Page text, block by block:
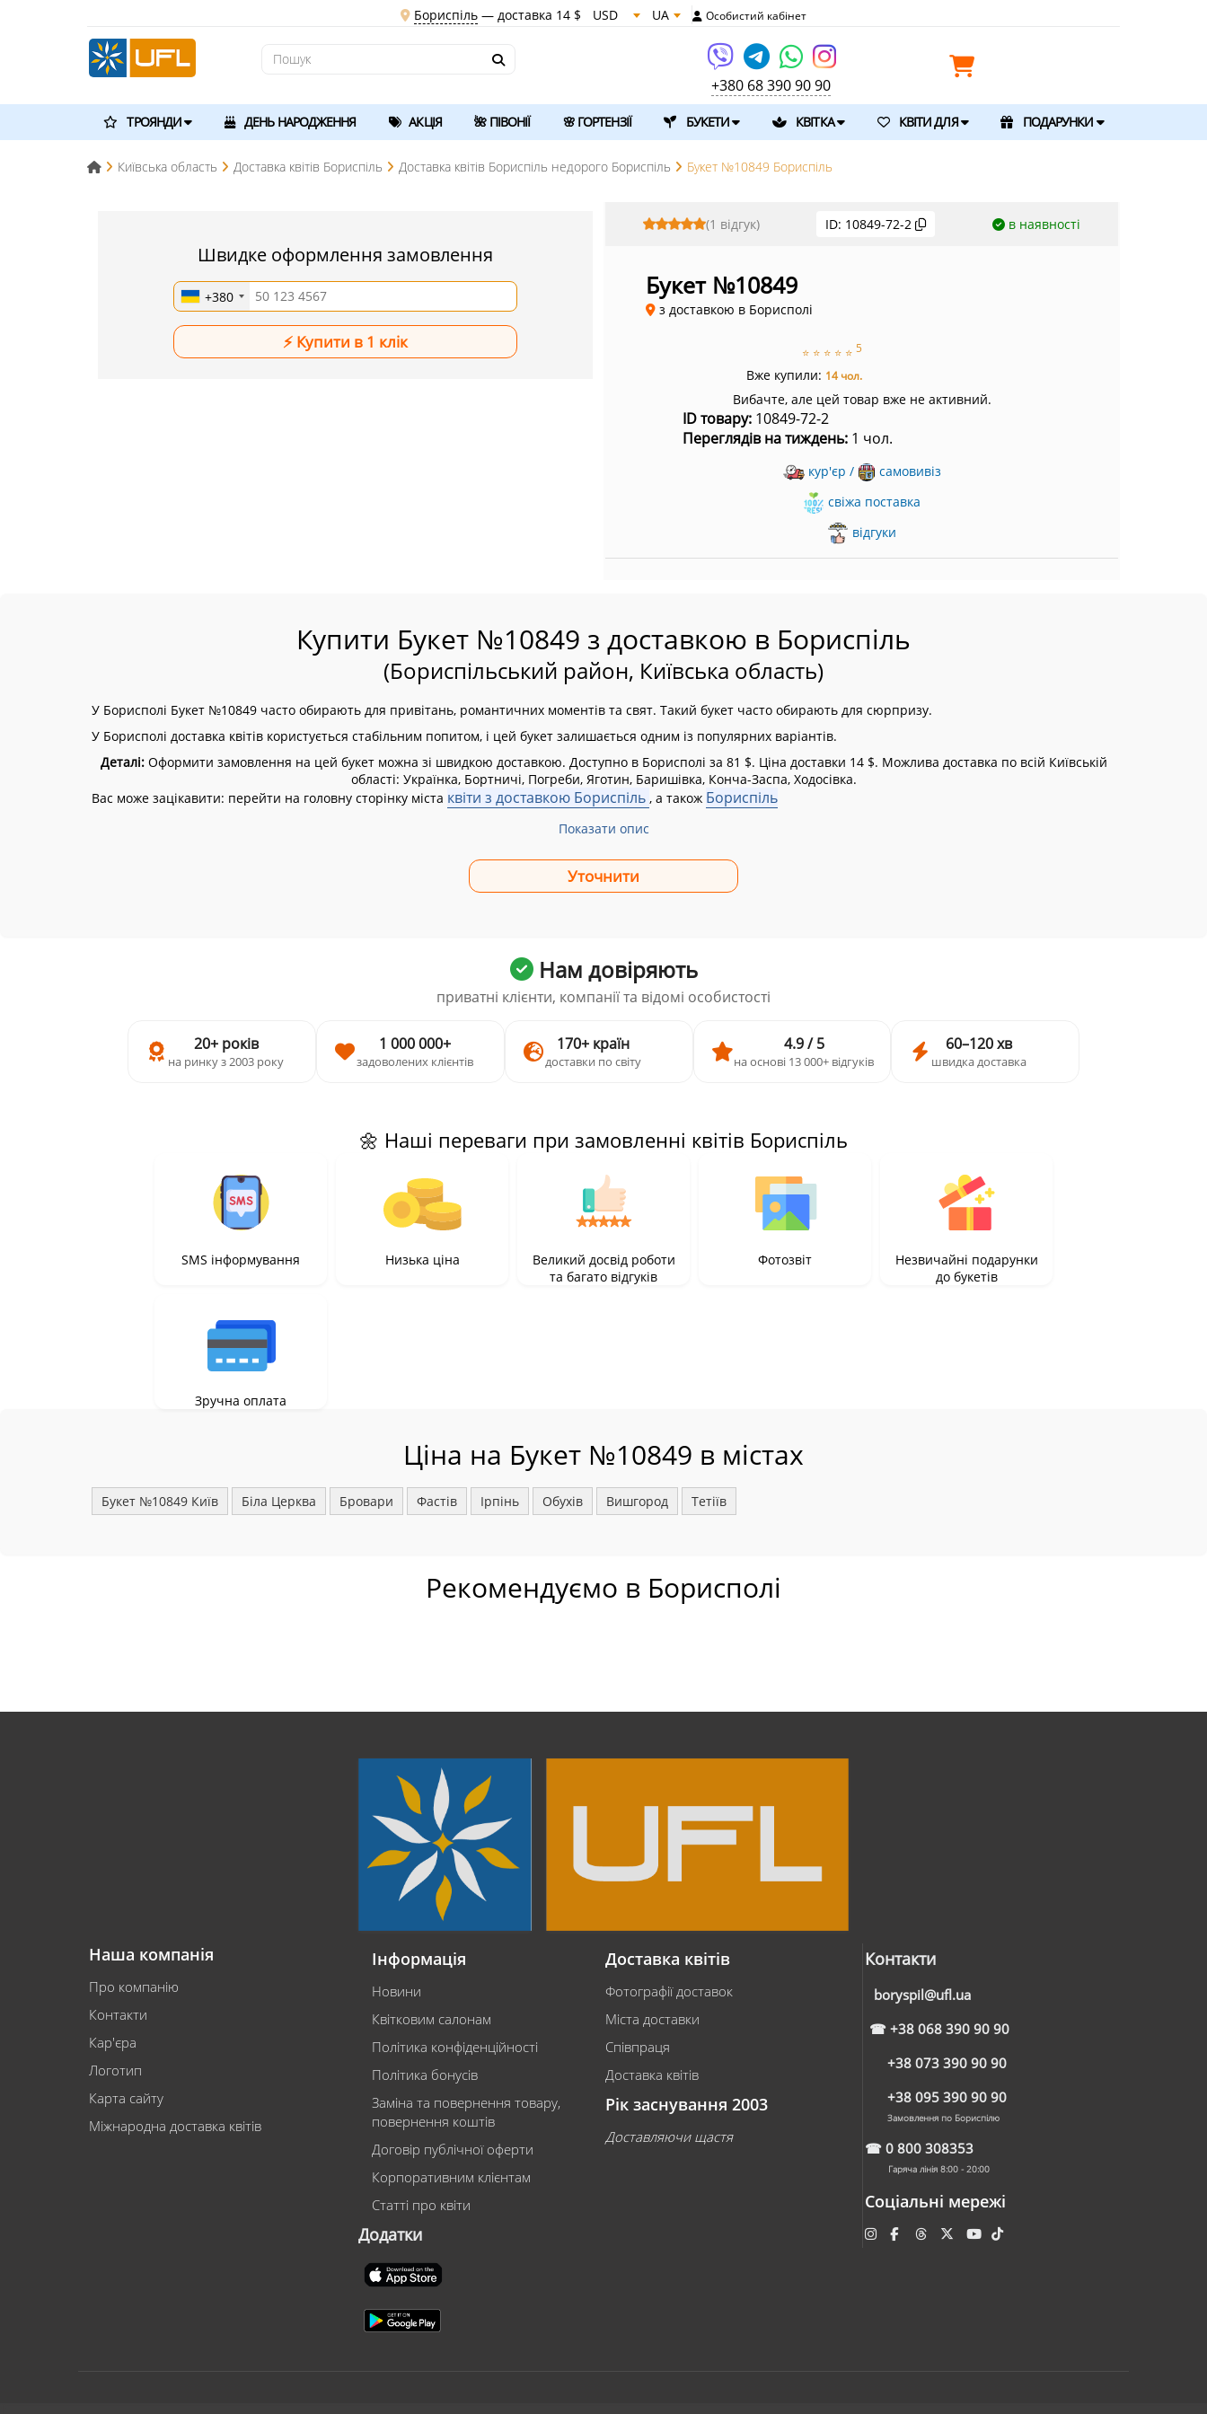
Бориспіль — доставка 14 $ USD UA Особистий кабінет
+380 68 390 90 90
ТРОЯНДИ ДЕНЬ НАРОДЖЕННЯ АКЦІЯ 🌺 ПІВОНІЇ 🌸 ГОРТЕНЗІЇ БУКЕТИ КВІТКА КВІТИ ДЛЯ ПОДАРУНКИ
Київська область Доставка квітів Бориспіль Доставка квітів Бориспіль недорого Бориспіль Букет №10849 Бориспіль
Швидке оформлення замовлення
+380
(1 відгук) ID: 10849-72-2 в наявності
Букет №10849
з доставкою в Борисполі
⭐ ⭐ ⭐ ⭐ ⭐ 5
Вже купили: 14 чол.
Вибачте, але цей товар вже не активний.
ID товару: 10849-72-2
Переглядів на тиждень:1 чол.
кур'єр /
самовивіз
свіжа поставка
відгуки
Купити Букет №10849 з доставкою в Бориспіль
(Бориспільський район, Київська область)
У Борисполі Букет №10849 часто обирають для привітань, романтичних моментів та свят. Такий букет часто обирають для сюрпризу.
У Борисполі доставка квітів користується стабільним попитом, і цей букет залишається одним із популярних варіантів.
Деталі:Оформити замовлення на цей букет можна зі швидкою доставкою. Доступно в Борисполі за 81 $. Ціна доставки 14 $. Можлива доставка по всій Київській
області: Українка, Бортничі, Погреби, Яготин, Баришівка, Конча-Заспа, Ходосівка.
Вас може зацікавити: перейти на головну сторінку міста квіти з доставкою Бориспіль , а також Бориспіль
Показати опис
Нам довіряють
приватні клієнти, компанії та відомі особистості
20+ років
на ринку з 2003 року
1 000 000+
задоволених клієнтів
170+ країн
доставки по світу
4.9 / 5
на основі 13 000+ відгуків
60–120 хв
швидка доставка
🌼 Наші переваги при замовленні квітів Бориспіль
SMS інформування Низька ціна
Великий досвід роботи
та багато відгуків
Фотозвіт
Незвичайні подарунки
до букетів
Зручна оплата
Ціна на Букет №10849 в містах
Букет №10849 Київ Біла Церква Бровари Фастів Ірпінь Обухів Вишгород Тетіїв
Рекомендуємо в Борисполі
Наша компанія
Про компанію
Контакти
Кар'єра
Логотип
Карта сайту
Міжнародна доставка квітів
Інформація
Новини
Квітковим салонам
Політика конфіденційності
Політика бонусів
Заміна та повернення товару,
повернення коштів
Договір публічної оферти
Корпоративним клієнтам
Статті про квіти
Додатки
Доставка квітів
Фотографії доставок
Міста доставки
Співпраця
Доставка квітів
Рік заснування 2003
Доставляючи щастя
Контакти
boryspil@ufl.ua
☎ +38 068 390 90 90
+38 073 390 90 90
+38 095 390 90 90
Замовлення по Бориспілю
☎ 0 800 308353
Гаряча лінія 8:00 - 20:00
Соціальні мережі